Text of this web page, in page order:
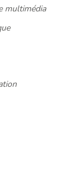
multimédia